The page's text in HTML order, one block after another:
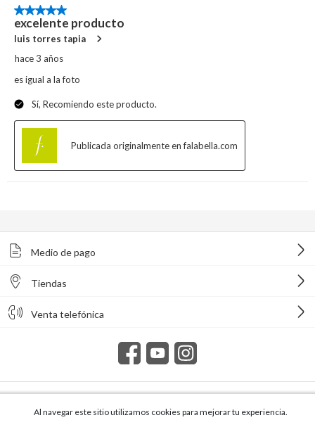
Medio de pago
Tiendas
Venta telefónica
216996650015.
Al navegar este sitio utilizamos cookies para mejorar tu experiencia.